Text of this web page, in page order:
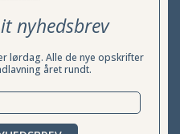
nyhedsbrev
lørdag. Alle de nye opskrifter
året rundt.